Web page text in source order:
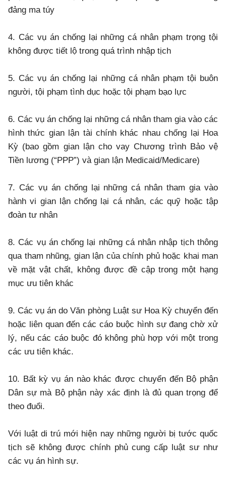
đảng ma túy
4. Các vụ án chống lại những cá nhân phạm trọng tội
không được tiết lộ trong quá trình nhập tịch
5. Các vụ án chống lại những cá nhân phạm tội buôn
người, tội phạm tình dục hoặc tội phạm bạo lực
6. Các vụ án chống lại những cá nhân tham gia vào các
hình thức gian lận tài chính khác nhau chống lại Hoa
Kỳ (bao gồm gian lận cho vay Chương trình Bảo vệ
Tiền lương (“PPP”) và gian lận Medicaid/Medicare)
7. Các vụ án chống lại những cá nhân tham gia vào
hành vi gian lận chống lại cá nhân, các quỹ hoặc tập
đoàn tư nhân
8. Các vụ án chống lại những cá nhân nhập tịch thông
qua tham nhũng, gian lận của chính phủ hoặc khai man
về mặt vật chất, không được đề cập trong một hạng
mục ưu tiên khác
9. Các vụ án do Văn phòng Luật sư Hoa Kỳ chuyển đến
hoặc liên quan đến các cáo buộc hình sự đang chờ xử
lý, nếu các cáo buộc đó không phù hợp với một trong
các ưu tiên khác.
10. Bất kỳ vụ án nào khác được chuyển đến Bộ phận
Dân sự mà Bộ phận này xác định là đủ quan trọng để
theo đuổi.
Với luật di trú mới hiện nay những người bị tước quốc
tịch sẽ không được chính phủ cung cấp luật sư như
các vụ án hình sự.